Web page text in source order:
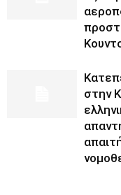
στην